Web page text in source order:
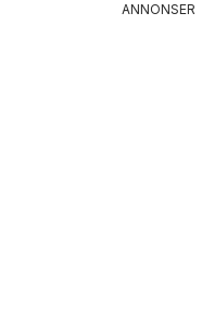
ANNONSER